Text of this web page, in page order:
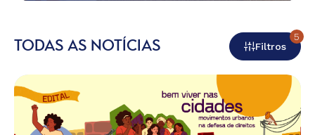
TODAS AS NOTÍCIAS Filtros
5